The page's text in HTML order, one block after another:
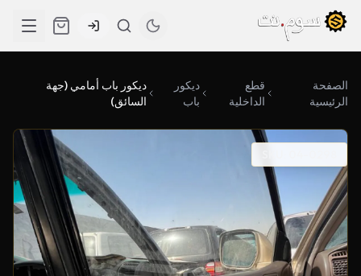
الصفحة
الرئيسية
قطع
الداخلية
ديكور
باب
ديكور باب أمامي (جهة
السائق)